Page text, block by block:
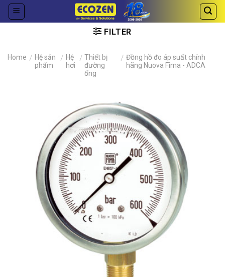
Skip
FILTER
Home / Hệ sản
phẩm
/ Hệ
hơi
/ Thiết bị
đường
ống
/ Đồng hồ đo áp suất chính
hãng Nuova Fima - ADCA